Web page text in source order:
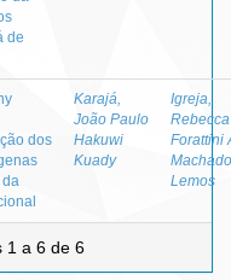
de
dos
Karajá,
João Paulo
Hakuwi
Kuady
Igreja,
Rebecca
Forattini
Machado
Lemos
1 a 6 de 6